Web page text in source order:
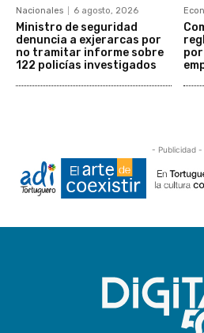
Nacionales 6 agosto, 2026
Ministro de seguridad
denuncia a exjerarcas por
no tramitar informe sobre
122 policías investigados
- Publicidad -